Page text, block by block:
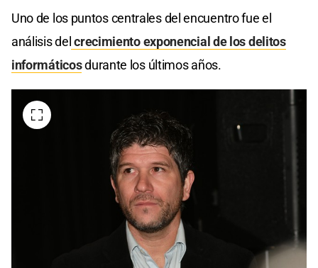
Uno de los puntos centrales del encuentro fue el
análisis delcrecimiento exponencial de los delitos
informáticosdurante los últimos años.